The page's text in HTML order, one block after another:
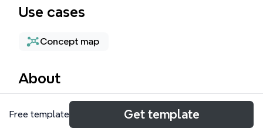
Use cases
Concept map
About
XMindのいいところをまとめたマインドマップテンプ
レートです。無償で使える点、サクサク動くパフォー
Free template Get template